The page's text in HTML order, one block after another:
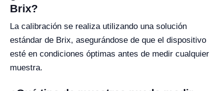
Brix?
La calibración se realiza utilizando una solución
estándar de Brix, asegurándose de que el dispositivo
esté en condiciones óptimas antes de medir cualquier
muestra.